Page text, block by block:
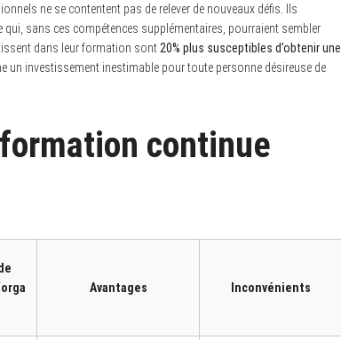
ne se contentent pas de relever de nouveaux défis. Ils
sans ces compétences supplémentaires, pourraient sembler
dans leur formation sont 20% plus susceptibles d’obtenir une
un investissement inestimable pour toute personne désireuse de
continue
Avantages Inconvénients